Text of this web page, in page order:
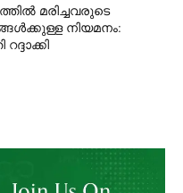
മരിച്ചവരുടെ
നിയമനം: